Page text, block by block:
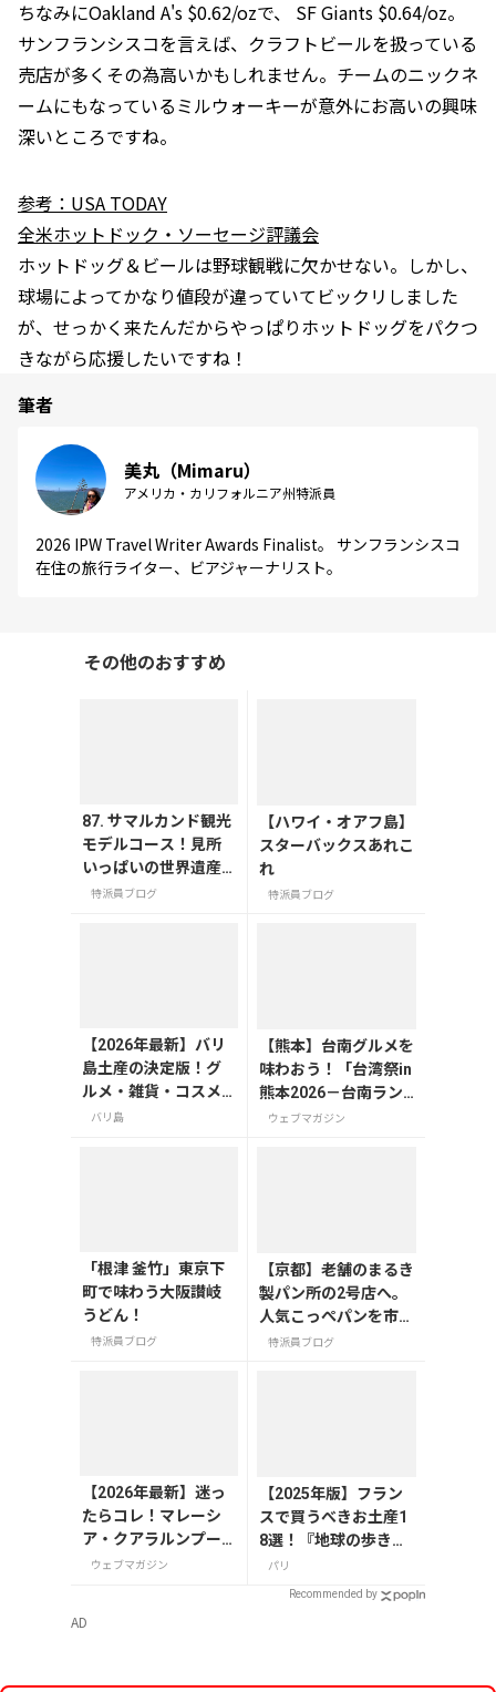
ちなみにOakland A's $0.62/ozで、 SF Giants $0.64/oz。
サンフランシスコを言えば、クラフトビールを扱っている
売店が多くその為高いかもしれません。チームのニックネ
ームにもなっているミルウォーキーが意外にお高いの興味
深いところですね。
参考：USA TODAY
全米ホットドック・ソーセージ評議会
ホットドッグ＆ビールは野球観戦に欠かせない。しかし、
球場によってかなり値段が違っていてビックリしました
が、せっかく来たんだからやっぱりホットドッグをパクつ
きながら応援したいですね！
筆者
美丸（Mimaru）
アメリカ・カリフォルニア州特派員
2026 IPW Travel Writer Awards Finalist。 サンフランシスコ
在住の旅行ライター、ビアジャーナリスト。
その他のおすすめ
87. サマルカンド観光
モデルコース！見所
いっぱいの世界遺産
都市を満喫するおす
特派員ブログ
【ハワイ・オアフ島】
スターバックスあれこ
れ
特派員ブログ
【2026年最新】バリ
島土産の決定版！グ
ルメ・雑貨・コスメ
のおすすめ20選
バリ島
【熊本】台南グルメを
味わおう！「台湾祭in
熊本2026－台南ラン
タン祭－」が8月8日
ウェブマガジン
「根津 釜竹」東京下
町で味わう大阪讃岐
うどん！
特派員ブログ
【京都】老舗のまるき
製パン所の2号店へ。
人気こっぺパンを市役
所で味わう
特派員ブログ
【2026年最新】迷っ
たらコレ！マレーシ
ア・クアラルンプー
ルで絶対買いたいお
ウェブマガジン
【2025年版】フラン
スで買うべきお土産1
8選！『地球の歩き
方』編集者おすすめの
お菓子や雑貨などを紹
パリ
Recommended by
AD